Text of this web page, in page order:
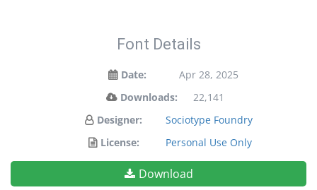
Font Details
Date:
Apr 28, 2025
Downloads:
22,141
Designer:
Sociotype Foundry
License:
Personal Use Only
Download